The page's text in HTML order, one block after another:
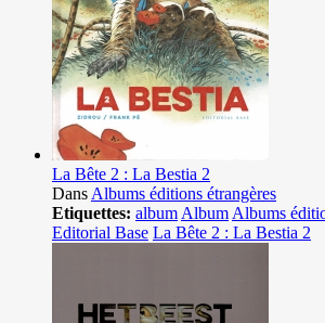
La Bête 2 : La Bestia 2
Dans Albums éditions étrangères
Etiquettes: album Album Albums
Editorial Base La Bête 2 : La Bestia 2